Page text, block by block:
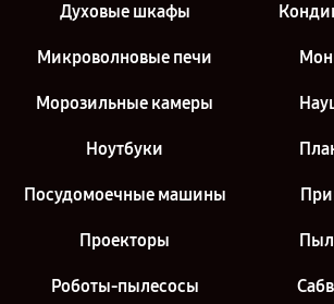
Духовые шкафы
Микроволновые печи
Морозильные камеры
Ноутбуки
Посудомоечные машины
Проекторы
Роботы-пылесосы